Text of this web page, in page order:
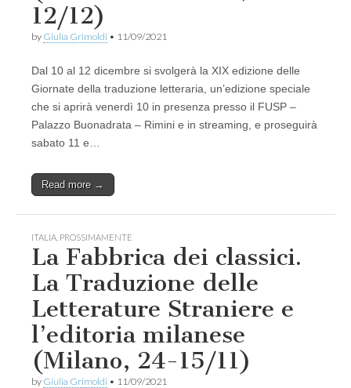
12/12)
by Giulia Grimoldi • 11/09/2021
Dal 10 al 12 dicembre si svolgerà la XIX edizione delle
Giornate della traduzione letteraria, un’edizione speciale
che si aprirà venerdì 10 in presenza presso il FUSP –
Palazzo Buonadrata – Rimini e in streaming, e proseguirà
sabato 11 e…
Read more →
ITALIA PROSSIMAMENTE
La Fabbrica dei classici.
La Traduzione delle
Letterature Straniere e
l’editoria milanese
(Milano, 24-15/11)
by Giulia Grimoldi • 11/09/2021